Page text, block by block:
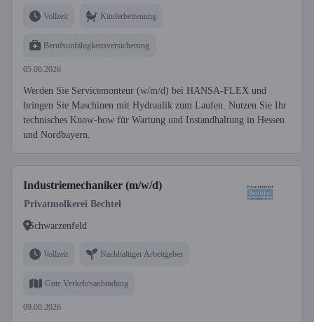
Vollzeit Kinderbetreuung
Berufsunfähigkeitsversicherung
05.08.2026
Werden Sie Servicemonteur (w/m/d) bei HANSA-FLEX und
bringen Sie Maschinen mit Hydraulik zum Laufen. Nutzen Sie Ihr
technisches Know-how für Wartung und Instandhaltung in Hessen
und Nordbayern.
Industriemechaniker (m/w/d)
Privatmolkerei Bechtel
Schwarzenfeld
Vollzeit Nachhaltiger Arbeitgeber
Gute Verkehrsanbindung
09.08.2026